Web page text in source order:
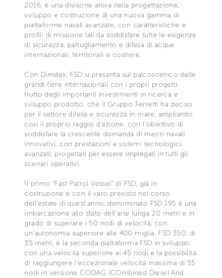
2016, è una divisone attiva nella progettazione,
sviluppo e costruzione di una nuova gamma di
piattaforme navali avanzate, con caratteristiche e
profili di missione tali da soddisfare tutte le esigenze
di sicurezza, pattugliamento e difesa di acque
internazionali, territoriali e costiere.
Con Dimdex, FSD si presenta sul palcoscenico delle
grandi fiere internazionali con i propri progetti
frutto degli importanti investimenti in ricerca e
sviluppo prodotto, che il Gruppo Ferretti ha deciso
per il settore difesa e sicurezza in mare, ampliando
così il proprio raggio d’azione, con l’obiettivo di
soddisfare la crescente domanda di mezzi navali
innovativi, con prestazioni e sistemi tecnologici
avanzati, progettati per essere impiegati in tutti gli
scenari operativi.
Il primo “Fast Patrol Vessel” di FSD, già in
costruzione e con il varo previsto nel corso
dell’estate di quest’anno, denominato FSD 195 è una
imbarcazione allo stato dell’arte lunga 20 metri e in
grado di superare i 50 nodi di velocità, con
un’autonomia superiore alle 400 miglia. FSD 350, di
35 metri, è la seconda piattaforma FSD in sviluppo:
con una velocità superiore ai 45 nodi e la possibilità
di raggiungere l’eccezionale velocità massima di 55
nodi in versione CODAG (COmbined Diesel And